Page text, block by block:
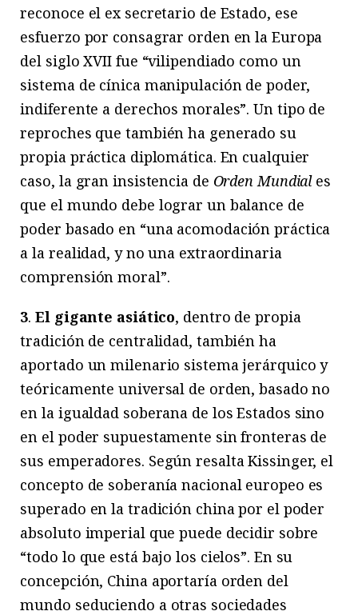
reconoce el ex secretario de Estado, ese
esfuerzo por consagrar orden en la Europa
del siglo XVII fue “vilipendiado como un
sistema de cínica manipulación de poder,
indiferente a derechos morales”. Un tipo de
reproches que también ha generado su
propia práctica diplomática. En cualquier
caso, la gran insistencia de Orden Mundiales
que el mundo debe lograr un balance de
poder basado en “una acomodación práctica
a la realidad, y no una extraordinaria
comprensión moral”.
3.El gigante asiático, dentro de propia
tradición de centralidad, también ha
aportado un milenario sistema jerárquico y
teóricamente universal de orden, basado no
en la igualdad soberana de los Estados sino
en el poder supuestamente sin fronteras de
sus emperadores. Según resalta Kissinger, el
concepto de soberanía nacional europeo es
superado en la tradición china por el poder
absoluto imperial que puede decidir sobre
“todo lo que está bajo los cielos”. En su
concepción, China aportaría orden del
mundo seduciendo a otras sociedades